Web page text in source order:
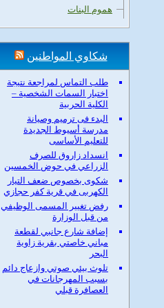
هموم البنات
شكاوي المواطنين
طلب التماس لمراجعة نتيجة
اختبار السمات الشخصية –
الكلية الحربية
البدء فى ترميم وصيانة
مدرسة أسيوط الجديدة
للتعليم الأساسى
انسداد زاروق للصرف
الزراعي في حوض الخمسين
شكوى بخصوص ضعف التيار
الكهربى في قرية كفر حجازي
رفض تغيير المسمى الوظيفي
من قبل الوزارة
إضافة شارع جانبي لقطعة
مباني خاصتي بقرية زاوية
البحر
تلوث بيئي صوتي وازعاج دائم
بسبب المهرجانات في
العصافرة قبلي